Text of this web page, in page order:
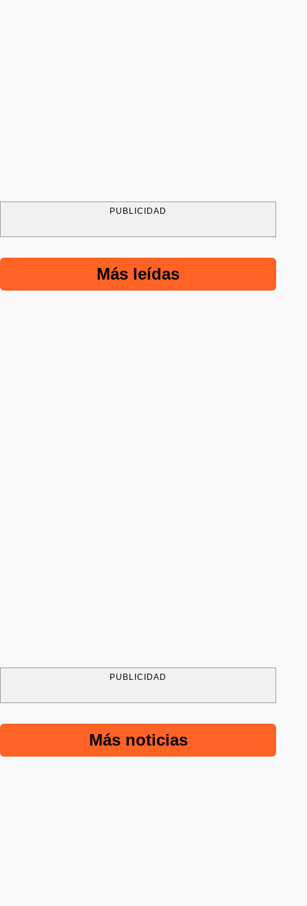
PUBLICIDAD
Más leídas
PUBLICIDAD
Más noticias